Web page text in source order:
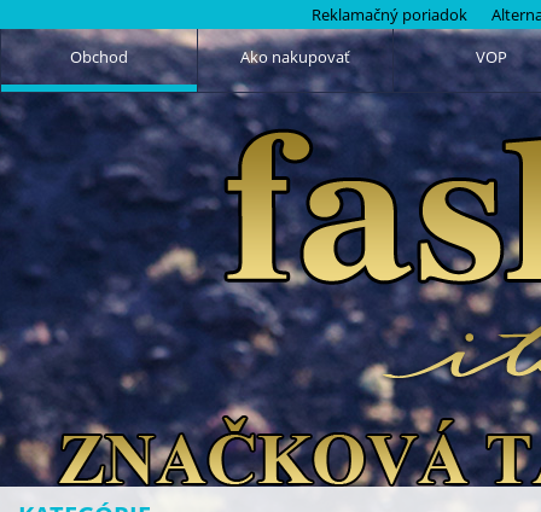
Reklamačný poriadok
Obchod
Ako nakupovať VOP